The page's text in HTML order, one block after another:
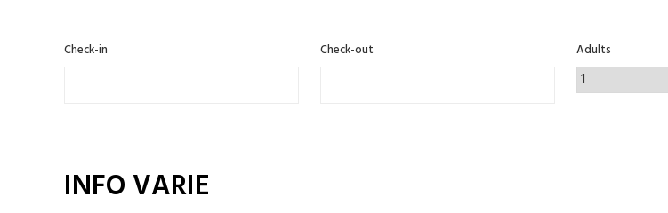
Check-in Check-out Adults
INFO VARIE